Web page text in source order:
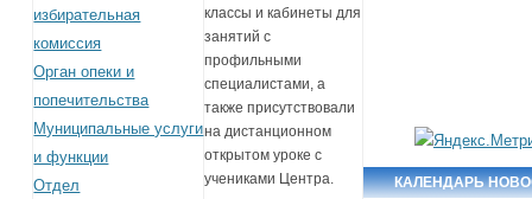
избирательная
комиссия
Орган опеки и
попечительства
Муниципальные услуги
и функции
Отдел
классы и кабинеты для
занятий с
профильными
специалистами, а
также присутствовали
на дистанционном
открытом уроке с
учениками Центра.
КАЛЕНДАРЬ